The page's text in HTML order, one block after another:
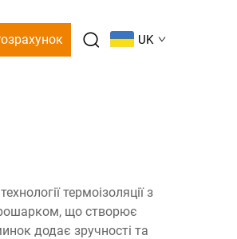
UK
термоізоляції з
що створює
додає зручності та